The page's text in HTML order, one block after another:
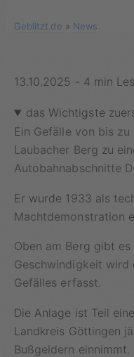
Geblitzt.de » News
13.10.2025 - 4 min
das Wichtigste
Ein Gefälle von bis
Laubacher Berg zu
Autobahnabschnitte
Er wurde 1933 als
Machtdemonstration
Oben am Berg gibt
Geschwindigkeit wird
Gefälles erfasst.
Die Anlage ist Teil
Landkreis Göttingen
Bußgeldern einnimmt.